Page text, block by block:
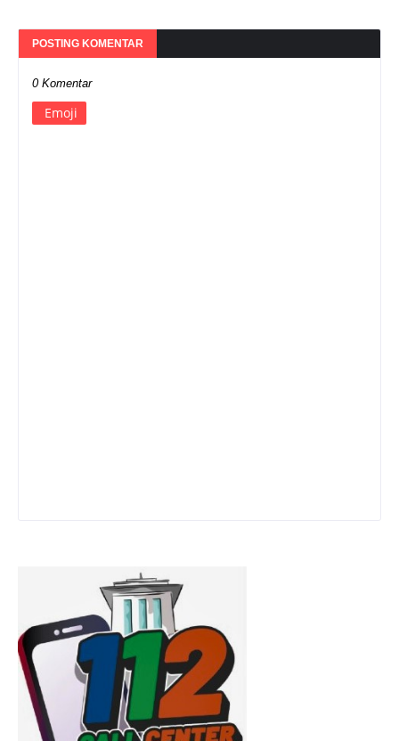
POSTING KOMENTAR
0 Komentar
Emoji